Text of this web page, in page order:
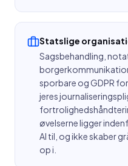
Statslige
Sagsbehandling,
sporbare og GDPR
jeres
øvelserne ligger
AI til, og ikke skaber
op i.